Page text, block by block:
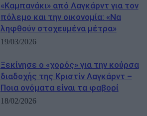
«Καμπανάκι» από Λαγκάρντ για τον
πόλεμο και την οικονομία: «Να
ληφθούν στοχευμένα μέτρα»
19/03/2026
Ξεκίνησε ο «χορός» για την κούρσα
διαδοχής της Κριστίν Λαγκάρντ –
Ποια ονόματα είναι τα φαβορί
18/02/2026